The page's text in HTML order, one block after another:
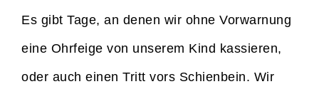
Es gibt Tage, an denen wir ohne Vorwarnung
eine Ohrfeige von unserem Kind kassieren,
oder auch einen Tritt vors Schienbein. Wir